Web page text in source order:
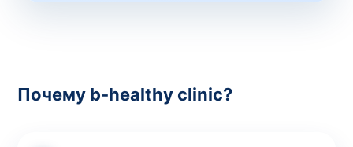
Почему b-healthy clinic?